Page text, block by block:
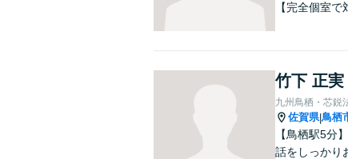
【完全個室で
竹下 正実
九州鳥栖・芯鋭
佐賀県|鳥栖
【鳥栖駅5分
話をしっかり